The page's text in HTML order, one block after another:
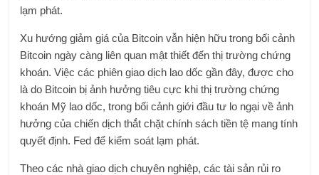
lạm phát.
Xu hướng giảm giá của Bitcoin vẫn hiện hữu trong bối cảnh
Bitcoin ngày càng liên quan mật thiết đến thị trường chứng
khoán. Việc các phiên giao dịch lao dốc gần đây, được cho
là do Bitcoin bị ảnh hưởng tiêu cực khi thị trường chứng
khoán Mỹ lao dốc, trong bối cảnh giới đầu tư lo ngại về ảnh
hưởng của chiến dịch thắt chặt chính sách tiền tệ mang tính
quyết định. Fed để kiểm soát lạm phát.
Theo các nhà giao dịch chuyên nghiệp, các tài sản rủi ro